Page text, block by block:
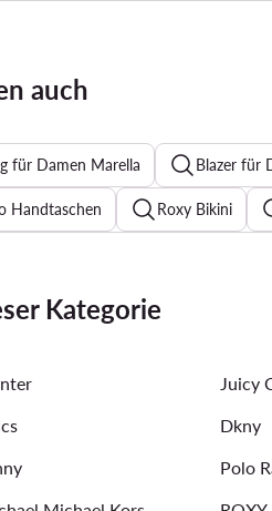
auch
für Damen Marella Blazer für
Handtaschen Roxy Bikini
Sneaker
Kategorie
Juicy
Dkny
Polo